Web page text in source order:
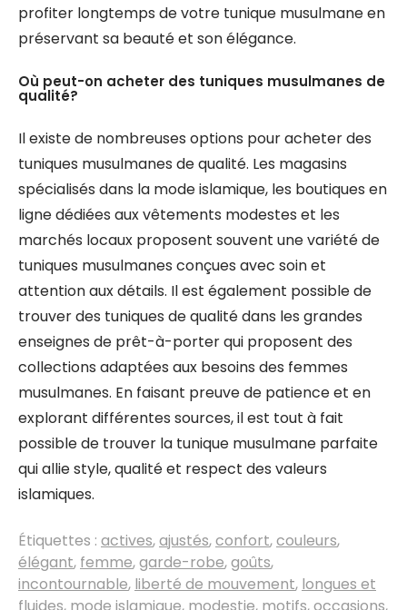
profiter longtemps de votre tunique musulmane en
préservant sa beauté et son élégance.
Où peut-on acheter des tuniques musulmanes de
qualité?
Il existe de nombreuses options pour acheter des
tuniques musulmanes de qualité. Les magasins
spécialisés dans la mode islamique, les boutiques en
ligne dédiées aux vêtements modestes et les
marchés locaux proposent souvent une variété de
tuniques musulmanes conçues avec soin et
attention aux détails. Il est également possible de
trouver des tuniques de qualité dans les grandes
enseignes de prêt-à-porter qui proposent des
collections adaptées aux besoins des femmes
musulmanes. En faisant preuve de patience et en
explorant différentes sources, il est tout à fait
possible de trouver la tunique musulmane parfaite
qui allie style, qualité et respect des valeurs
islamiques.
Étiquettes : actives,ajustés,confort,couleurs,
élégant, femme,garde-robe,goûts,
incontournable, liberté de mouvement, longues et